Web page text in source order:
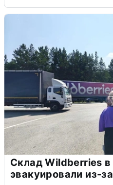
Склад Wildberries в
эвакуировали из-